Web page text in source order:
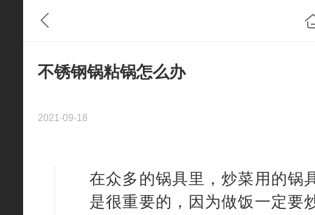
不锈钢锅粘锅怎么办
2021-09-18
在众多的锅具里，炒菜用的锅
是很重要的，因为做饭一定要